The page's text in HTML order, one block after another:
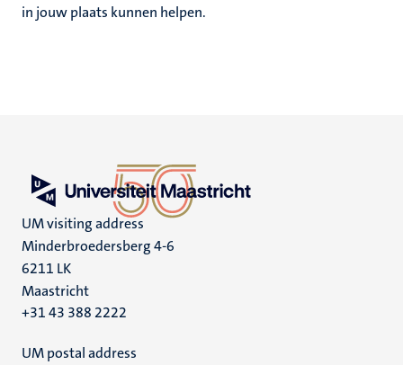
in jouw plaats kunnen helpen.
UM visiting address
Minderbroedersberg 4-6
6211 LK
Maastricht
+31 43 388 2222
UM postal address